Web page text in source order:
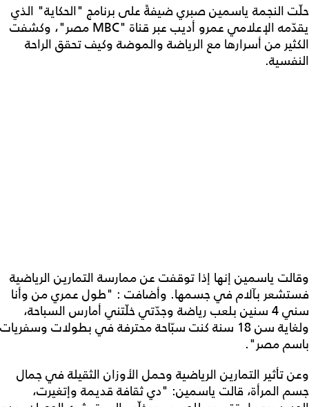
حلّت النجمة ياسمين صبري ضيفةً على برنامج "الحكاية" الذي
يقدّمه الإعلامي عمرو أديب عبر قناة "MBC مصر"، وكشفت
الكثير من أسرارها مع الرياضة والموضة وكيف تحقق الراحة
النفسية.
وقالت ياسمين إنها إذا توقفت عن ممارسة التمارين الرياضية
فستشعر بآلام في جسمها. وأضافت : "طول عمري من وأنا
سني 4 سنين بلعب رياضة وجدّتي خلّتني أمارس السباحة،
ولغاية سن 18 سنة كنت سبّاحة محترفة في بطولات وسفريات
باسم مصر".
وعن تأثير التمارين الرياضية وحمل الأوزان الثقيلة في جمال
جسم المرأة، قالت ياسمين: "دي ثقافة قديمة وإتغيرت،